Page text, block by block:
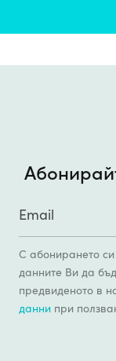
С абонирането
данните Ви да
предвиденото в
данни при